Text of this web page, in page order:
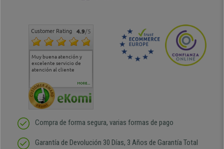
Customer Rating 4.9/5
Muy buena atención y
excelente servicio de
atención al cliente
Muy buena atención de
cara al asesoramiento
Si estoy contento
MORE...
Compra de forma segura, varias formas de pago
Garantía de Devolución 30 Días, 3 Años de Garantía Total